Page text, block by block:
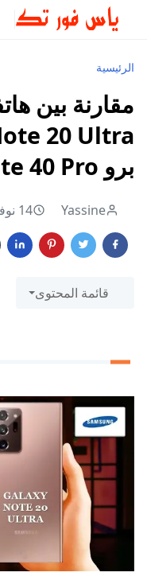
الرئيسية
برو Mate 40 Pro
Yassine 14 نوفمبر, 2020
قائمة المحتوى